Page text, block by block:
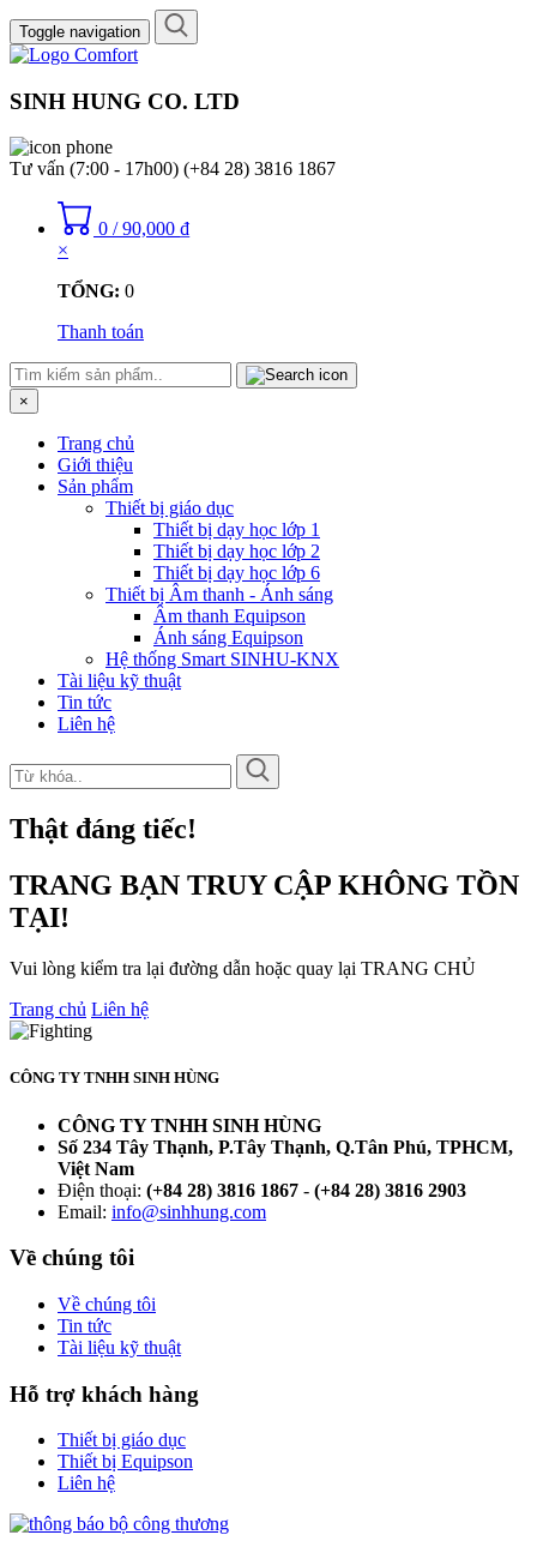
Toggle navigation
SINH HUNG CO. LTD
Tư vấn (7:00 - 17h00) (+84 28) 3816 1867
0 / 90,000 ₫
×
TỔNG: 0
Thanh toán
×
Trang chủ
Giới thiệu
Sản phẩm
Thiết bị giáo dục
Thiết bị dạy học lớp 1
Thiết bị dạy học lớp 2
Thiết bị dạy học lớp 6
Thiết bị Âm thanh - Ánh sáng
Âm thanh Equipson
Ánh sáng Equipson
Hệ thống Smart SINHU-KNX
Tài liệu kỹ thuật
Tin tức
Liên hệ
Thật đáng tiếc!
TRANG BẠN TRUY CẬP KHÔNG TỒN
TẠI!
Vui lòng kiểm tra lại đường dẫn hoặc quay lại TRANG CHỦ
Trang chủ Liên hệ
CÔNG TY TNHH SINH HÙNG
CÔNG TY TNHH SINH HÙNG
Số 234 Tây Thạnh, P.Tây Thạnh, Q.Tân Phú, TPHCM,
Việt Nam
Điện thoại: (+84 28) 3816 1867 - (+84 28) 3816 2903
Email: info@sinhhung.com
Về chúng tôi
Về chúng tôi
Tin tức
Tài liệu kỹ thuật
Hỗ trợ khách hàng
Thiết bị giáo dục
Thiết bị Equipson
Liên hệ